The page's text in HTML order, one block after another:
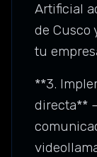
Artificial
de Cusco
tu
**3.
directa**